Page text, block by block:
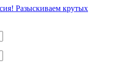
Разыскиваем крутых